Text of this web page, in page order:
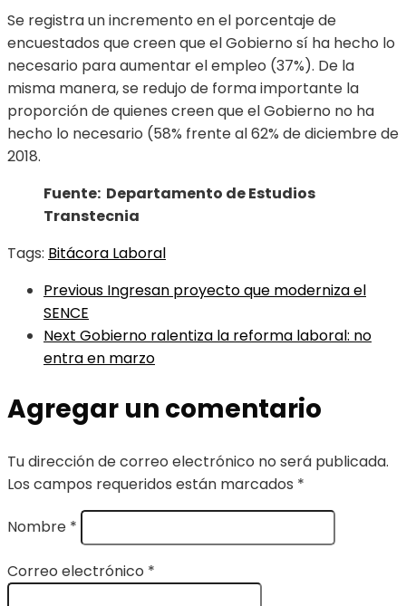
Se registra un incremento en el porcentaje de
encuestados que creen que el Gobierno sí ha hecho lo
necesario para aumentar el empleo (37%). De la
misma manera, se redujo de forma importante la
proporción de quienes creen que el Gobierno no ha
hecho lo necesario (58% frente al 62% de diciembre de
2018.
Fuente: Departamento de Estudios
Transtecnia
Tags: Bitácora Laboral
Previous Ingresan proyecto que moderniza el
SENCE
Next Gobierno ralentiza la reforma laboral: no
entra en marzo
Agregar un comentario
Tu dirección de correo electrónico no será publicada.
Los campos requeridos están marcados *
Nombre *
Correo electrónico *